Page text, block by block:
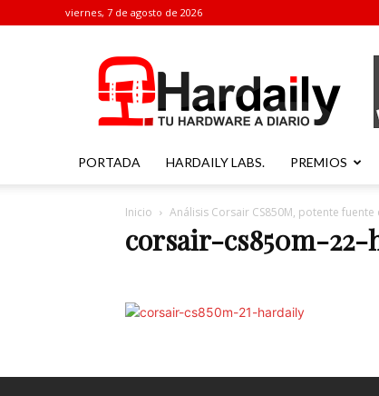
viernes, 7 de agosto de 2026
PORTADA HARDAILY LABS. PREMIOS
Inicio Análisis Corsair CS850M, potente
corsair-cs850m-22-